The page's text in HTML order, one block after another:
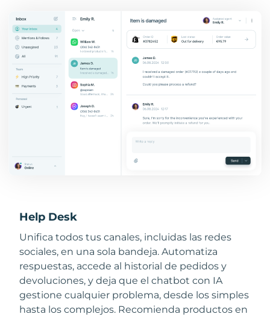
Help Desk
Unifica todos tus canales, incluidas las redes
sociales, en una sola bandeja. Automatiza
respuestas, accede al historial de pedidos y
devoluciones, y deja que el chatbot con IA
gestione cualquier problema, desde los simples
hasta los complejos. Recomienda productos en